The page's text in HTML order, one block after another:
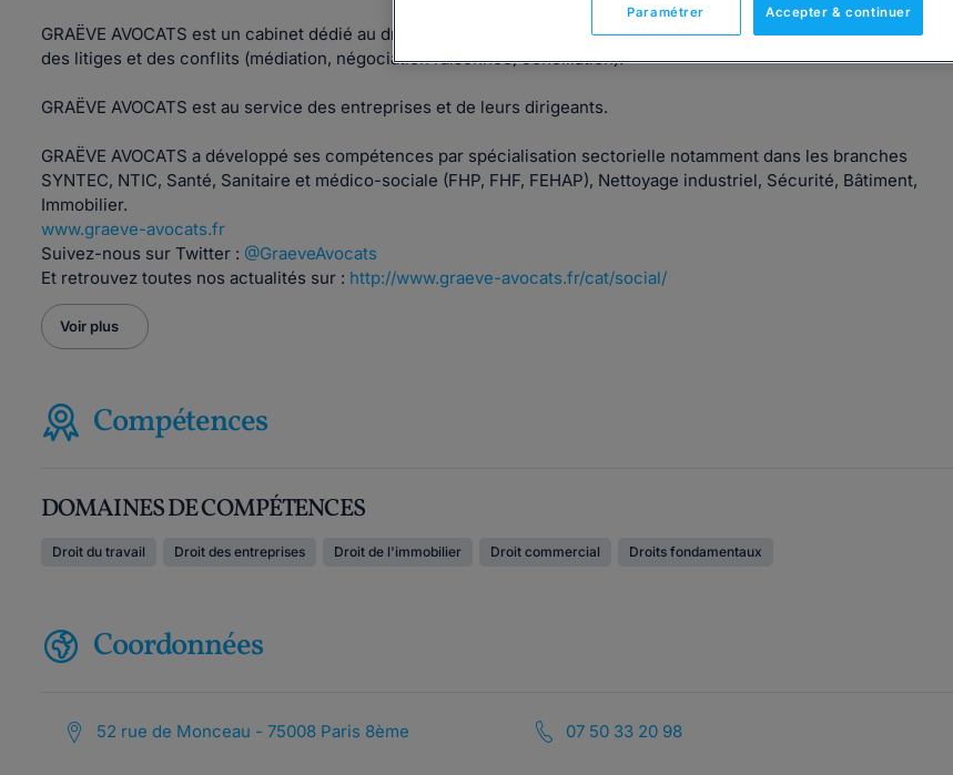
GRAËVE AVOCATS est un cabinet dédié au droit social, au droit des affaires, à la négociation et au règlement amiable
des litiges et des conflits (médiation, négociation raisonnée, conciliation).
GRAËVE AVOCATS est au service des entreprises et de leurs dirigeants.
GRAËVE AVOCATS a développé ses compétences par spécialisation sectorielle notamment dans les branches
SYNTEC, NTIC, Santé, Sanitaire et médico-sociale (FHP, FHF, FEHAP), Nettoyage industriel, Sécurité, Bâtiment,
Immobilier.
www.graeve-avocats.fr
Suivez-nous sur Twitter : @GraeveAvocats
Et retrouvez toutes nos actualités sur : http://www.graeve-avocats.fr/cat/social/
Voir plus
Compétences
DOMAINES DE COMPÉTENCES
Droit du travail Droit des entreprises Droit de l'immobilier Droit commercial Droits fondamentaux
Coordonnées
52 rue de Monceau - 75008 Paris 8ème 07 50 33 20 98
Accepter & continuer
Paramétrer